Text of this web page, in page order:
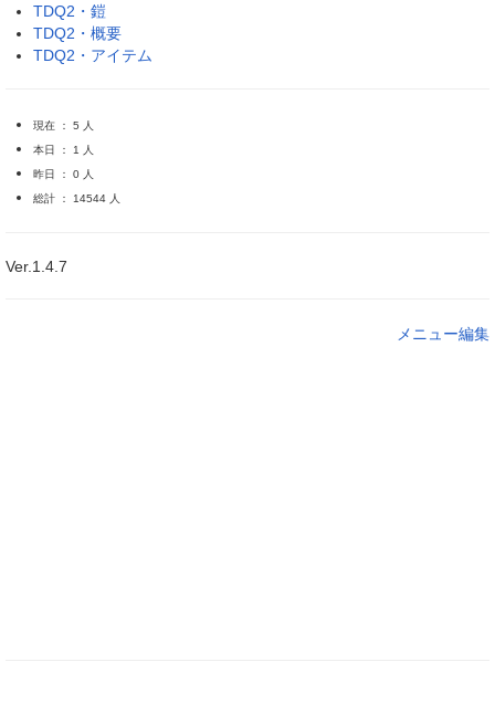
TDQ2・鎧
TDQ2・概要
TDQ2・アイテム
現在 ： 5 人
本日 ： 1 人
昨日 ： 0 人
総計 ： 14544 人
Ver.1.4.7
メニュー編集